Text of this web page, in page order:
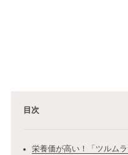
目次
栄養価が高い！「ツルム